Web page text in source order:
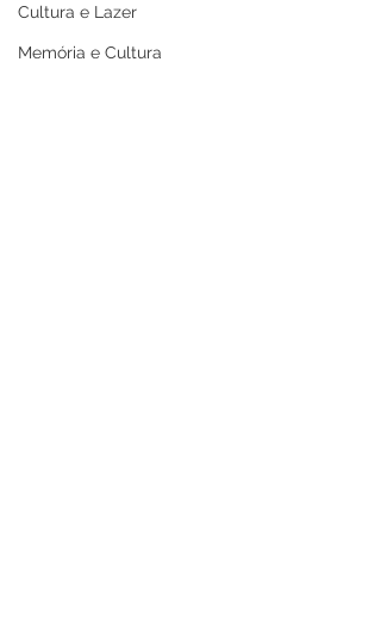
Cultura e Lazer
Memória e Cultura